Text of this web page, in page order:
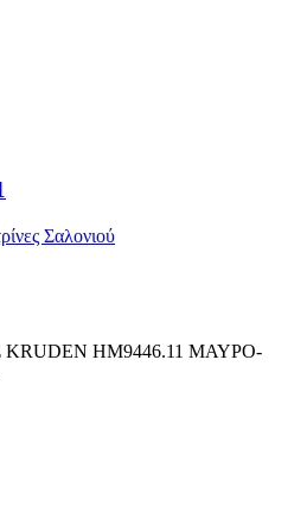
Σαλονιού
HM9446.11 ΜΑΥΡΟ-